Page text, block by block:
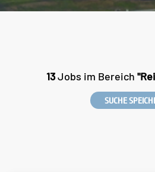
13Jobs im Bereich
SUCHE